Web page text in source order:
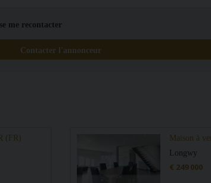
me recontacter
Contacter l'annonceur
(FR)
Maison à
Longwy
€ 249 000